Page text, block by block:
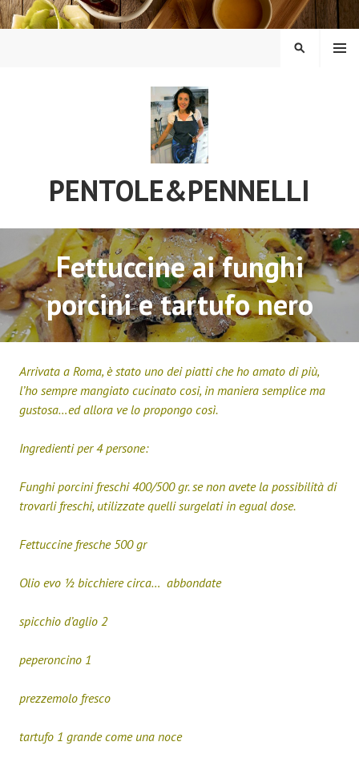
Vai
al
PENTOLE&PENNELLI
MENU
CERCA
Fettuccine ai funghi
porcini e tartufo nero
Arrivata a Roma, è stato uno dei piatti che ho amato di più,
l’ho sempre mangiato cucinato cosi, in maniera semplice ma
gustosa…ed allora ve lo propongo così.
Ingredienti per 4 persone:
Funghi porcini freschi 400/500 gr. se non avete la possibilità di
trovarli freschi, utilizzate quelli surgelati in egual dose.
Fettuccine fresche 500 gr
Olio evo ½ bicchiere circa… abbondate
spicchio d’aglio 2
peperoncino 1
prezzemolo fresco
tartufo 1 grande come una noce